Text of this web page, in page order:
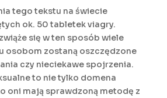
tego tekstu na świecie
ok. 50 tabletek viagry.
się w ten sposób wiele
osobom zostaną oszczędzone
czy nieciekawe spojrzenia.
to nie tylko domena
oni mają sprawdzoną metodę z